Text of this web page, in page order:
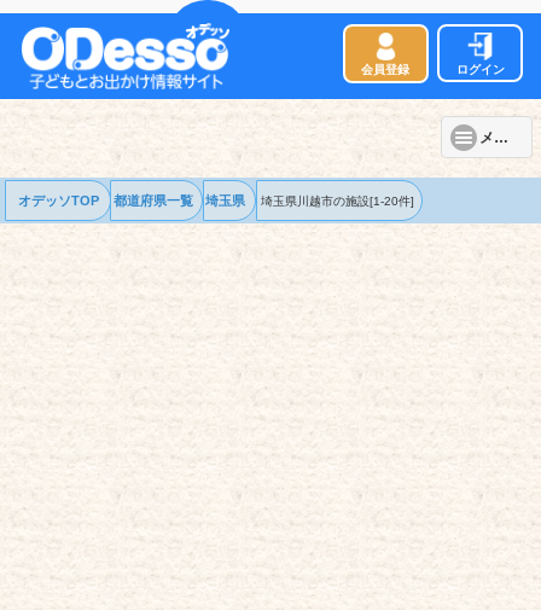
会員登録 ログイン
メニュー
オデッソTOP 都道府県一覧 埼玉県 埼玉県川越市の施設[1-20件]